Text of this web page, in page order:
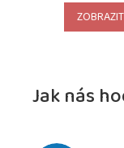
Jak nás